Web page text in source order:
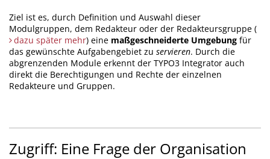
Ziel ist es, durch Definition und Auswahl dieser
Modulgruppen, dem Redakteur oder der Redakteursgruppe (
dazu später mehr) eine maßgeschneiderte Umgebung für
das gewünschte Aufgabengebiet zu servieren. Durch die
abgrenzenden Module erkennt der TYPO3 Integrator auch
direkt die Berechtigungen und Rechte der einzelnen
Redakteure und Gruppen.
Zugriff: Eine Frage der Organisation